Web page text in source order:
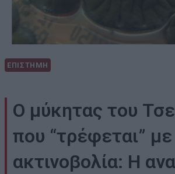
ΕΠΙΣΤΗΜΗ
Ο μύκητας του
που “τρέφεται” με
ακτινοβολία: Η